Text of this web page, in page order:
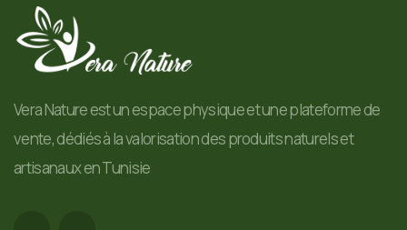
Vera Nature est un espace physique et une plateforme de
vente, dédiés à la valorisation des produits naturels et
artisanaux en Tunisie